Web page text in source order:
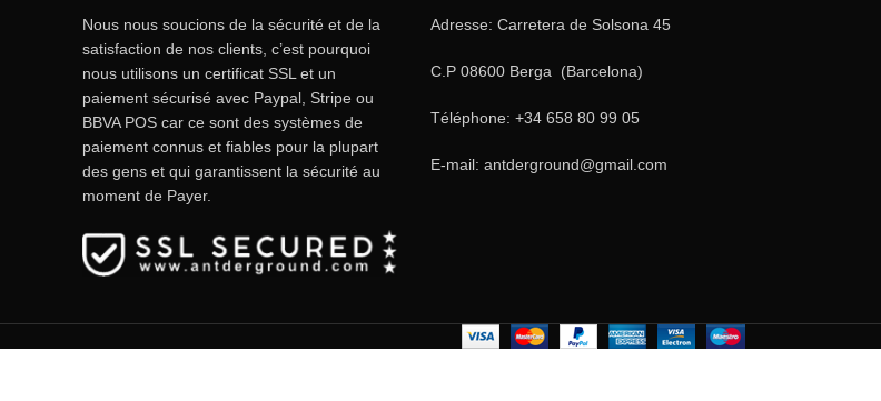
Nous nous soucions de la sécurité et de la
satisfaction de nos clients, c’est pourquoi
nous utilisons un certificat SSL et un
paiement sécurisé avec Paypal, Stripe ou
BBVA POS car ce sont des systèmes de
paiement connus et fiables pour la plupart
des gens et qui garantissent la sécurité au
moment de Payer.
Adresse: Carretera de Solsona 45
C.P 08600 Berga (Barcelona)
Téléphone: +34 658 80 99 05
E-mail: antderground@gmail.com